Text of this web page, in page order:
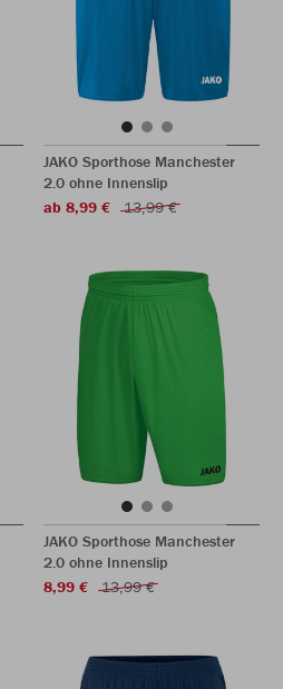
JAKO Sporthose Manchester
2.0 ohne Innenslip
ab 8,99 €
13,99 €
JAKO Sporthose Manchester
2.0 ohne Innenslip
8,99 €
13,99 €